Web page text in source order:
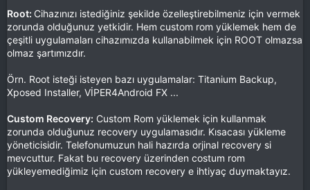
Root: Cihazınızı istediğiniz şekilde özelleştirebilmeniz için vermek
zorunda olduğunuz yetkidir. Hem custom rom yüklemek hem de
çeşitli uygulamaları cihazımızda kullanabilmek için ROOT olmazsa
olmaz şartımızdır.
Örn. Root isteği isteyen bazı uygulamalar: Titanium Backup,
Xposed Installer, VİPER4Android FX ...
Custom Recovery: Custom Rom yüklemek için kullanmak
zorunda olduğunuz recovery uygulamasıdır. Kısacası yükleme
yöneticisidir. Telefonumuzun hali hazırda orjinal recovery si
mevcuttur. Fakat bu recovery üzerinden costum rom
yükleyemediğimiz için custom recovery e ihtiyaç duymaktayız.